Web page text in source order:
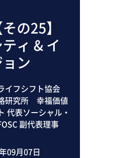
の25】
ィ & イ
ン
イフシフト協会
研究所 幸福価値
代表ソーシャル・
副代表理事
09月07日